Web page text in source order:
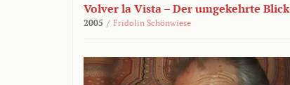
Volver la Vista – Der umgekehrte Blick
2005 / Fridolin Schönwiese